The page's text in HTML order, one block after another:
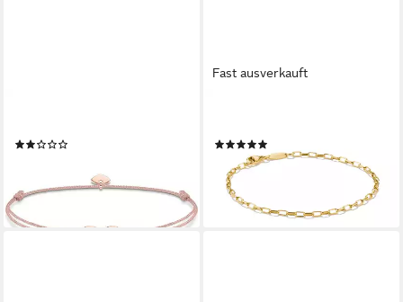
lieferbar - in 2-3 Werktagen bei dir
Fast ausverkauft
89,00 €
lieferbar - in 1-2 Werktagen bei dir